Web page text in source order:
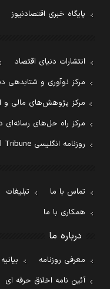
پایگاه خبری اقتصادنیوز
انتشارات دنیای اقتصاد
مرکز نوآوری و شتابدهی
مرکز پژوهش‌های مالی و
مرکز راه حل‌های رسانه‌ای
روزنامه انگلیسی Financial Tribune
تماس با ما تبلیغات
همکاری با ما
درباره ما
معرفی روزنامه
آئین نامه اخلاق حرفه ای